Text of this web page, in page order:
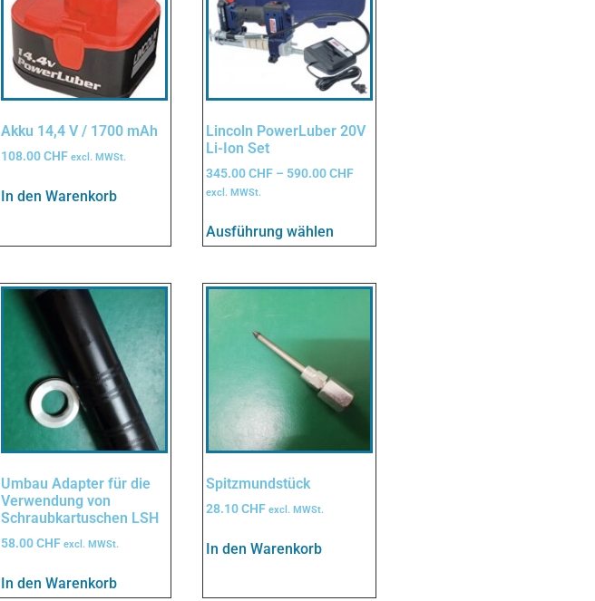
Akku 14,4 V / 1700 mAh
108.00CHF excl. MWSt.
In den Warenkorb
Lincoln PowerLuber 20V
Li-Ion Set
345.00CHF – 590.00CHF
excl. MWSt.
Ausführung wählen
Umbau Adapter für die
Verwendung von
Schraubkartuschen LSH
58.00CHF excl. MWSt.
In den Warenkorb
Spitzmundstück
28.10CHF excl. MWSt.
In den Warenkorb